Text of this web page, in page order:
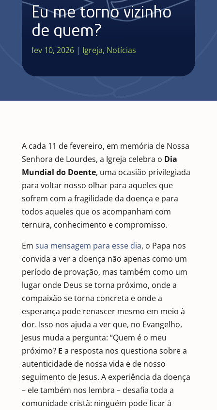
Eu me torno vizinho
de quem?
fev 10, 2026| Igreja, Notícias
A cada 11 de fevereiro, em memória de Nossa
Senhora de Lourdes, a Igreja celebra o Dia
Mundial do Doente, uma ocasião privilegiada
para voltar nosso olhar para aqueles que
sofrem com a fragilidade da doença e para
todos aqueles que os acompanham com
ternura, conhecimento e compromisso.
Em sua mensagem para esse dia, o Papa nos
convida a ver a doença não apenas como um
período de provação, mas também como um
lugar onde Deus se torna próximo, onde a
compaixão se torna concreta e onde a
esperança pode renascer mesmo em meio à
dor. Isso nos ajuda a ver que, no Evangelho,
Jesus muda a pergunta: “Quem é o meu
próximo? E a resposta nos questiona sobre a
autenticidade de nossa vida e de nosso
seguimento de Jesus. A experiência da doença
– ele também nos lembra – desafia toda a
comunidade cristã: ninguém pode ficar à